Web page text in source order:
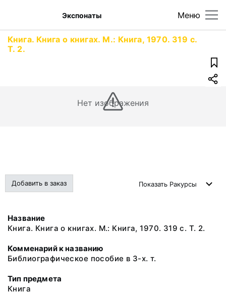
Меню
Экспонаты
Книга. Книга о книгах. М.: Книга, 1970. 319 с.
Т. 2.
Нет изображения
Добавить в заказ Показать Ракурсы
Название
Книга. Книга о книгах. М.: Книга, 1970. 319 с. Т. 2.
Комменарий к названию
Библиографическое пособие в 3-х. т.
Тип предмета
Книга